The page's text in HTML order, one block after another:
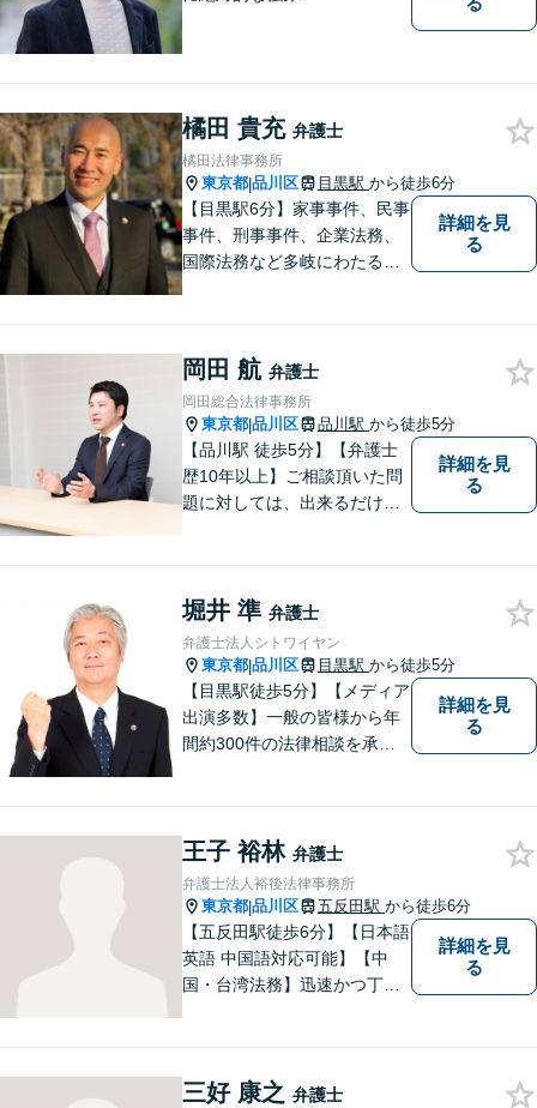
橘田 貴充 弁護士
橘田法律事務所
東京都|品川区 目黒駅 から徒歩6分
【目黒駅6分】家事事件、民事
事件、刑事事件、企業法務、
国際法務など多岐にわたる法
す。ぜひお気軽にご相談くだ
さい！【当日相談可】
詳細を見
る
岡田 航 弁護士
岡田総合法律事務所
東京都|品川区 品川駅 から徒歩5分
【品川駅 徒歩5分】【弁護士
歴10年以上】ご相談頂いた問
題に対しては、出来るだけ多
からない場合は、無料相談を
利用してご相談くださ
詳細を見
る
堀井 準 弁護士
弁護士法人シトワイヤン
東京都|品川区 目黒駅 から徒歩5分
【目黒駅徒歩5分】【メディア
出演多数】一般の皆様から年
間約300件の法律相談を承
率いるチームが、迅速かつ的
確に対応いたします。
詳細を見
る
王子 裕林 弁護士
弁護士法人裕後法律事務所
東京都|品川区 五反田駅 から徒歩6分
【五反田駅徒歩6分】【日本語
英語 中国語対応可能】【中
国・台湾法務】迅速かつ丁寧
詳細を見
る
三好 康之 弁護士